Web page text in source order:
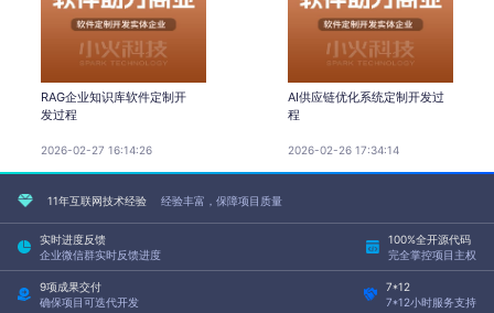
RAG企业知识库软件定制开
发过程
2026-02-27 16:14:26
AI供应链优化系统定制开发过
程
2026-02-26 17:34:14
11年互联网技术经验 经验丰富，保障项目质量
实时进度反馈
企业微信群实时反馈进度
100%全开源代码
完全掌控项目主权
9项成果交付
确保项目可迭代开发
7*12
7*12小时服务支持